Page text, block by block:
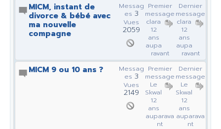
MICM, instant de
divorce & bébé avec
ma nouvelle
compagne
Dernier
message
clara
12
ans
aupa
ravant
Premier
message
clara
12
ans
aupa
ravant
Messag
es 3
Vues
2059
MICM 9 ou 10 ans ?
Dernier
message
Le
Skwal
12
ans
auparava
nt
Premier
message
Le
Skwal
12
ans
auparava
nt
Messag
es 3
Vues
2149